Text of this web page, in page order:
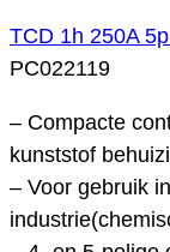
TCD 1h 250A
PC022119
– Compacte
kunststof
– Voor gebruik